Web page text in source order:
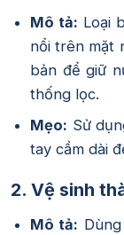
Mô tả: Loại
nổi trên mặt
bản để giữ
thống lọc.
Mẹo: Sử
tay cầm dài
2. Vệ sinh
Mô tả: